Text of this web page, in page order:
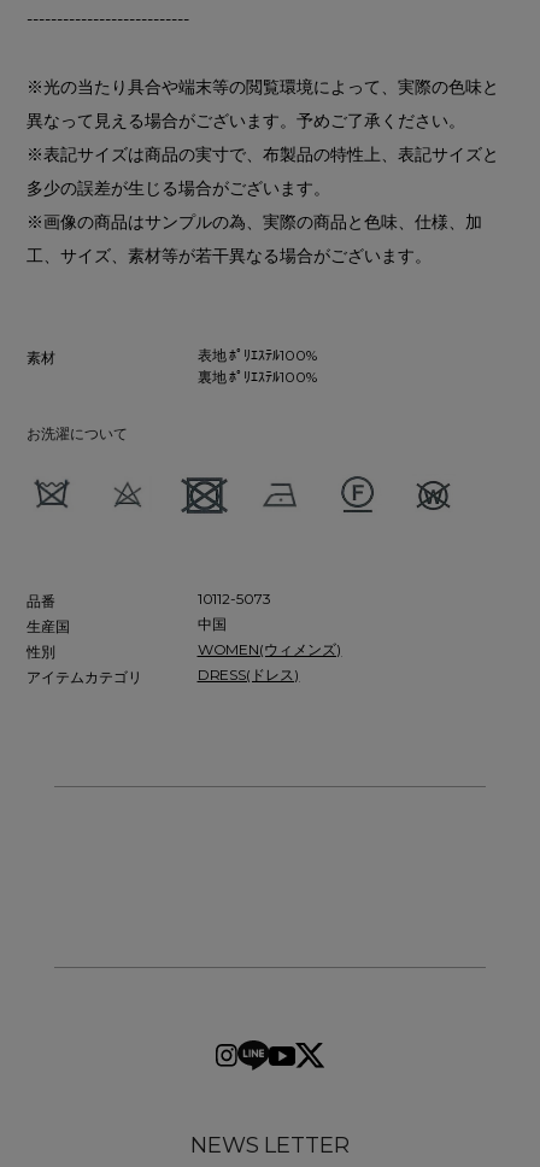
---------------------------
※光の当たり具合や端末等の閲覧環境によって、実際の色味と
異なって見える場合がございます。予めご了承ください。
※表記サイズは商品の実寸で、布製品の特性上、表記サイズと
多少の誤差が生じる場合がございます。
※画像の商品はサンプルの為、実際の商品と色味、仕様、加
工、サイズ、素材等が若干異なる場合がございます。
素材
表地 ﾎﾟﾘｴｽﾃﾙ100%
裏地 ﾎﾟﾘｴｽﾃﾙ100%
お洗濯について
品番
10112-5073
生産国
中国
性別
WOMEN(ウィメンズ)
アイテムカテゴリ
DRESS(ドレス)
NEWS LETTER